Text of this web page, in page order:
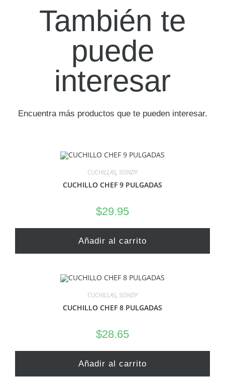
También te
puede
interesar
Encuentra más productos que te pueden interesar.
CUCHILLAS, SONDY
CUCHILLO CHEF 9 PULGADAS
$29.95
Añadir al carrito
CUCHILLAS, SONDY
CUCHILLO CHEF 8 PULGADAS
$28.65
Añadir al carrito